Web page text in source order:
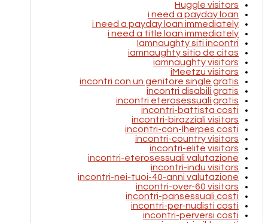
Huggle visitors
i need a payday loan
i need a payday loan immediately
i need a title loan immediately
Iamnaughty siti incontri
iamnaughty sitio de citas
iamnaughty visitors
iMeetzu visitors
incontri con un genitore single gratis
incontri disabili gratis
incontri eterosessuali gratis
incontri-battista costi
incontri-birazziali visitors
incontri-con-lherpes costi
incontri-country visitors
incontri-elite visitors
incontri-eterosessuali valutazione
incontri-indu visitors
incontri-nei-tuoi-40-anni valutazione
incontri-over-60 visitors
incontri-pansessuali costi
incontri-per-nudisti costi
incontri-perversi costi